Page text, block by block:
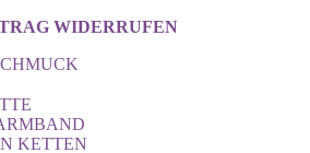
WIDERRUFEN
KETTEN